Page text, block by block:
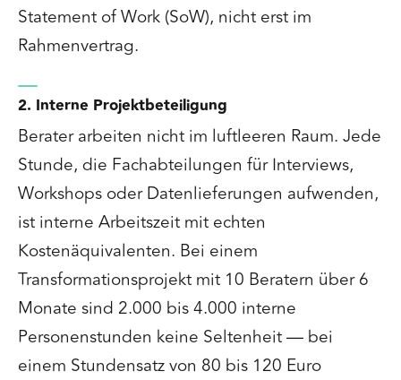
Statement of Work (SoW), nicht erst im
Rahmenvertrag.
2. Interne Projektbeteiligung
Berater arbeiten nicht im luftleeren Raum. Jede
Stunde, die Fachabteilungen für Interviews,
Workshops oder Datenlieferungen aufwenden,
ist interne Arbeitszeit mit echten
Kostenäquivalenten. Bei einem
Transformationsprojekt mit 10 Beratern über 6
Monate sind 2.000 bis 4.000 interne
Personenstunden keine Seltenheit — bei
einem Stundensatz von 80 bis 120 Euro